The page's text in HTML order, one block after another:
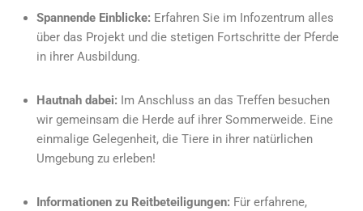
Spannende Einblicke: Erfahren Sie im Infozentrum alles
über das Projekt und die stetigen Fortschritte der Pferde
in ihrer Ausbildung.
Hautnah dabei: Im Anschluss an das Treffen besuchen
wir gemeinsam die Herde auf ihrer Sommerweide. Eine
einmalige Gelegenheit, die Tiere in ihrer natürlichen
Umgebung zu erleben!
Informationen zu Reitbeteiligungen: Für erfahrene,